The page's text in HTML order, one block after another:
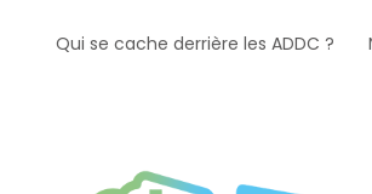
Qui se cache derrière les ADDC ?